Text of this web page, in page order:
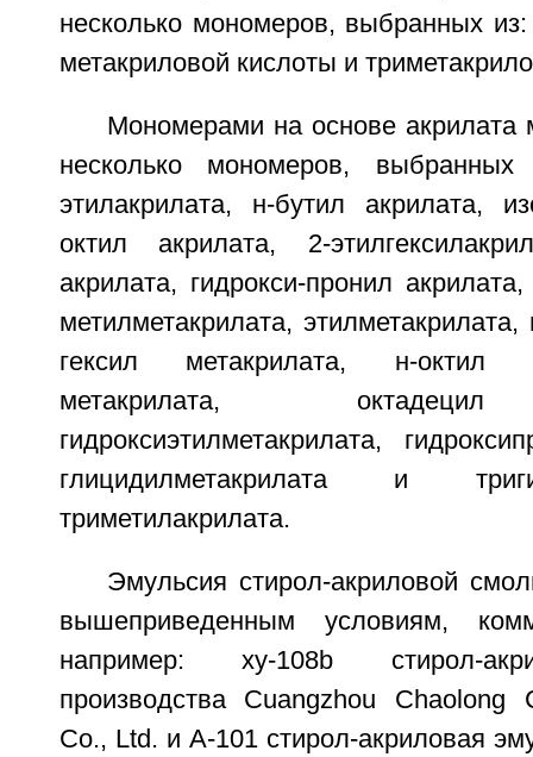
несколько мономеров, выбранных
метакриловой кислоты и
Мономерами на основе акрилата
несколько мономеров, выбранных
этилакрилата, н-бутил акрилата,
октил акрилата, 2-
акрилата, гидрокси-пронил
метилметакрилата, этилметакрилата,
гексил метакрилата, н-октил
метакрилата, октадецил
гидроксиэтилметакрилата,
глицидилметакрилата и
триметилакрилата.
Эмульсия стирол-акриловой
вышеприведенным условиям,
например: ху-108b стирол-
производства Cuangzhou Chaolong
Co., Ltd. и А-101 стирол-акриловая